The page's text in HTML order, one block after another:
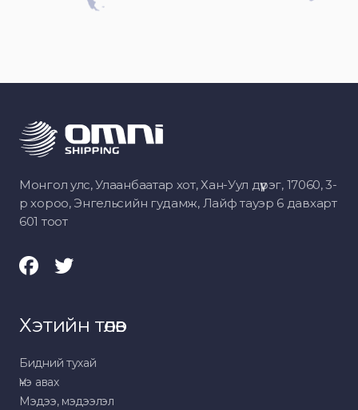
Монгол улс, Улаанбаатар хот, Хан-Уул дүүрэг, 17060, 3-
р хороо, Энгельсийн гудамж, Лайф тауэр 6 давхарт
601 тоот
Хэтийн төлөв
Бидний тухай
Үнэ авах
Мэдээ, мэдээлэл